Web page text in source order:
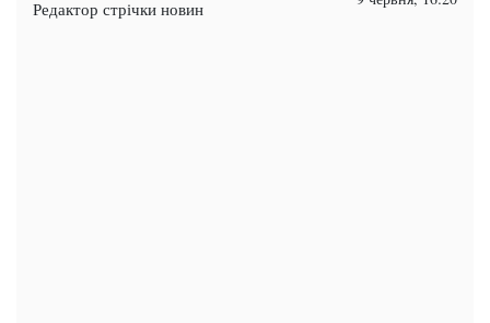
Редактор стрічки новин